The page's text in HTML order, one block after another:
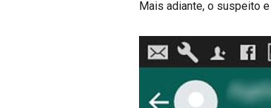
Mais adiante, o suspeito